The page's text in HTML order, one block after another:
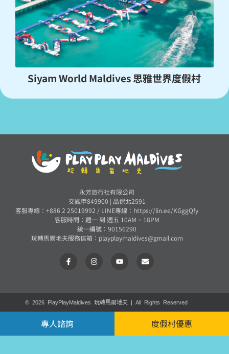
Siyam World Maldives 思雅世界度假村
永芳旅行社有限公司
交觀甲849900 | 品保北2591
客服專線：+886 2 25019992 / LINE專線：https://lin.ee/KGggQfy
客服時間：週一 到 週五 10AM ~ 18PM
統一編號：90156290
玩轉馬爾地夫服務信箱： playplaymaldives@gmail.com
© 2026 PlayPlayMaldives 玩轉馬爾地夫 | All Rights Reserved
專人諮詢 度假村優惠